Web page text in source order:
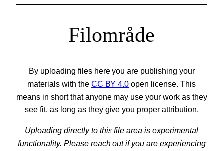
Filområde
By uploading files here you are publishing your
materials with the CC BY 4.0 open license. This
means in short that anyone may use your work as they
see fit, as long as they give you proper attribution.
Uploading directly to this file area is experimental
functionality. Please reach out if you are experiencing